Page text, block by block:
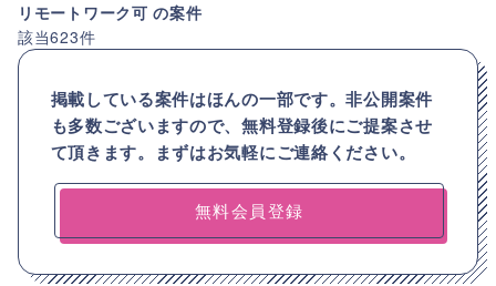
リモートワーク可の案件
該当623件
掲載している案件はほんの一部です。非公開案件
も多数ございますので、無料登録後にご提案させ
て頂きます。まずはお気軽にご連絡ください。
無料会員登録